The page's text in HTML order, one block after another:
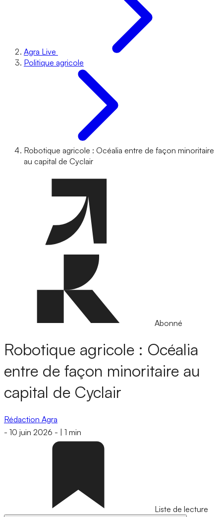
Agra Live
Politique agricole
Robotique agricole : Océalia entre de façon minoritaire
au capital de Cyclair
Abonné
Robotique agricole : Océalia
entre de façon minoritaire au
capital de Cyclair
Rédaction Agra
- 10 juin 2026 - 1 min
Liste de lecture